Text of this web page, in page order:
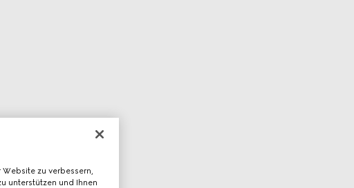
zu verbessern,
unterstützen und Ihnen